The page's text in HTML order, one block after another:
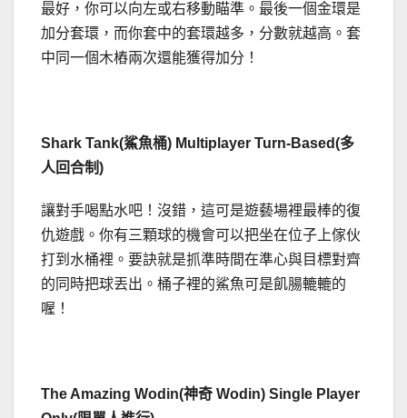
最好，你可以向左或右移動瞄準。最後一個金環是
加分套環，而你套中的套環越多，分數就越高。套
中同一個木樁兩次還能獲得加分！
Shark Tank(鯊魚桶) Multiplayer Turn-Based(多
人回合制)
讓對手喝點水吧！沒錯，這可是遊藝場裡最棒的復
仇遊戲。你有三顆球的機會可以把坐在位子上傢伙
打到水桶裡。要訣就是抓準時間在準心與目標對齊
的同時把球丟出。桶子裡的鯊魚可是飢腸轆轆的
喔！
The Amazing Wodin(神奇 Wodin) Single Player